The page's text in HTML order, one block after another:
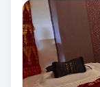
Kosmetisk
Kostrådgivning